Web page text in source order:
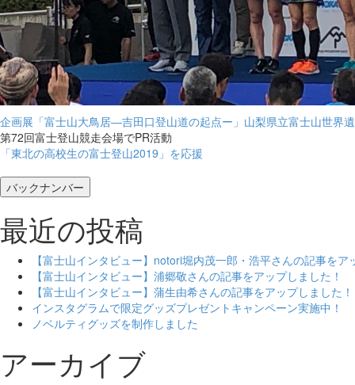
企画展「富士山大鳥居―吉田口登山道の起点ー」山梨県立富士山世界
第72回富士登山競走会場でPR活動
「東北の高校生の富士登山2019」を応援
バックナンバー
最近の投稿
【富士山インタビュー】notori堀内茂一郎・浩平さんの記事をア
【富士山インタビュー】浦郷敬さんの記事をアップしました！
【富士山インタビュー】蒲生由希さんの記事をアップしました！
インスタグラムで限定グッズプレゼントキャンペーン実施中！
ノベルティグッズを制作しました
アーカイブ